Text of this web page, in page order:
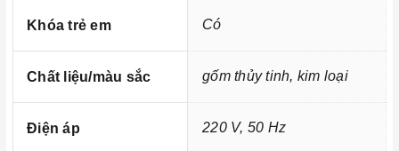
Khóa trẻ em Có
Chất liệu/màu sắc gốm thủy tinh, kim loại
Điện áp 220 V, 50 Hz